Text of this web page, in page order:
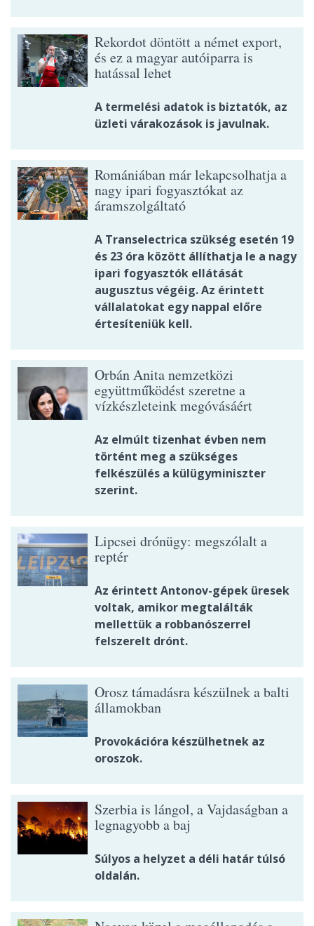
Rekordot döntött a német export,
és ez a magyar autóiparra is
hatással lehet
A termelési adatok is biztatók, az
üzleti várakozások is javulnak.
Romániában már lekapcsolhatja a
nagy ipari fogyasztókat az
áramszolgáltató
A Transelectrica szükség esetén 19
és 23 óra között állíthatja le a nagy
ipari fogyasztók ellátását
augusztus végéig. Az érintett
vállalatokat egy nappal előre
értesíteniük kell.
Orbán Anita nemzetközi
együttműködést szeretne a
vízkészleteink megóvásáért
Az elmúlt tizenhat évben nem
történt meg a szükséges
felkészülés a külügyminiszter
szerint.
Lipcsei drónügy: megszólalt a
reptér
Az érintett Antonov-gépek üresek
voltak, amikor megtalálták
mellettük a robbanószerrel
felszerelt drónt.
Orosz támadásra készülnek a balti
államokban
Provokációra készülhetnek az
oroszok.
Szerbia is lángol, a Vajdaságban a
legnagyobb a baj
Súlyos a helyzet a déli határ túlsó
oldalán.